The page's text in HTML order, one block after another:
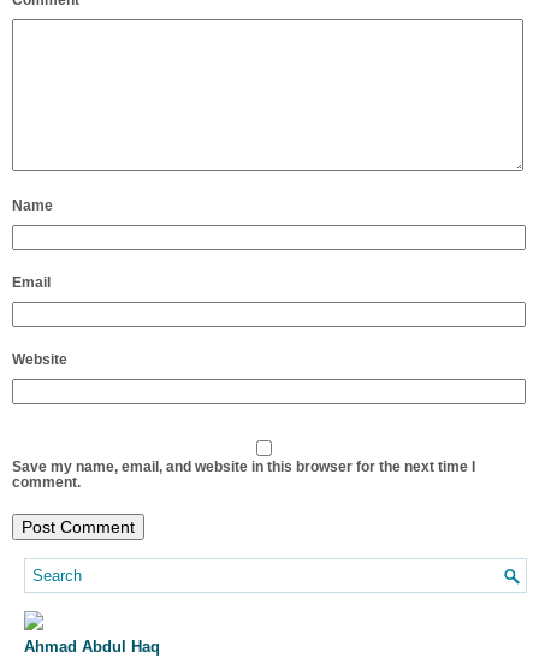
Name
Email
Website
Save my name, email, and website in this browser for the next time I
comment.
Ahmad Abdul Haq